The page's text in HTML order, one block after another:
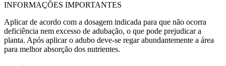
INFORMAÇÕES IMPORTANTES
Aplicar de acordo com a dosagem indicada para que não ocorra
deficiência nem excesso de adubação, o que pode prejudicar a
planta. Após aplicar o adubo deve-se regar abundantemente a área
para melhor absorção dos nutrientes.